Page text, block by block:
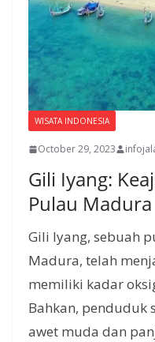
WISATA INDONESIA
October 29, 2023
Gili Iyang:
Pulau Madura
Gili Iyang, sebuah
Madura, telah
memiliki kadar
Bahkan, penduduk
awet muda dan